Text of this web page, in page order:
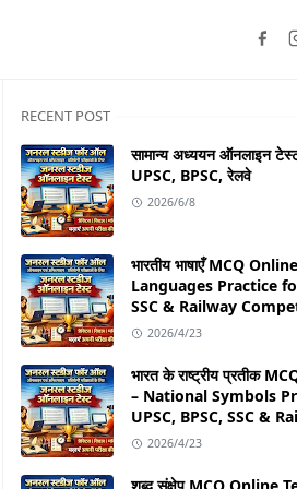
RECENT POST
सामान्य अध्ययन ऑनलाइन
UPSC, BPSC, रेलवे
2026/6/8
भारतीय भाषाएँ MCQ
Languages Practice
SSC & Railway
2026/4/23
भारत के राष्ट्रीय प्रतीक
– National Symbols
UPSC, BPSC, SSC &
2026/4/23